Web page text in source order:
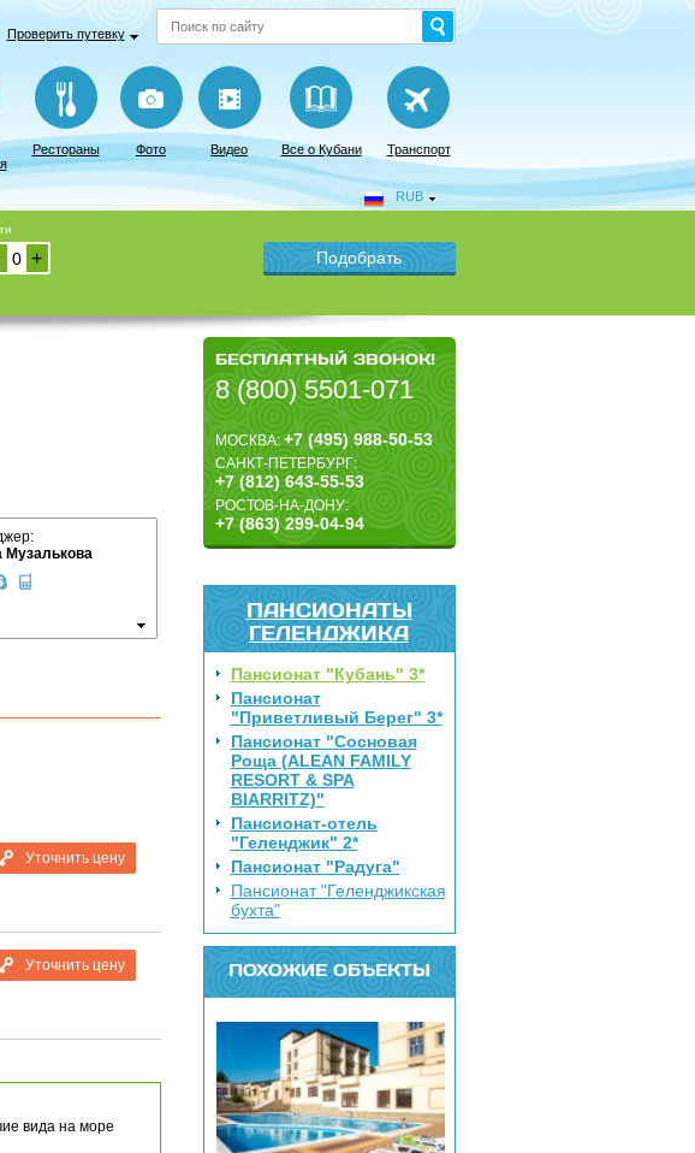
Проверить путевку
Рестораны Фото Видео Все о Кубани Транспорт
RUB
+
БЕСПЛАТНЫЙ ЗВОНОК!
8 (800) 5501-071
МОСКВА:+7 (495) 988-50-53
САНКТ-ПЕТЕРБУРГ:
+7 (812) 643-55-53
РОСТОВ-НА-ДОНУ:
+7 (863) 299-04-94
ПАНСИОНАТЫ
ГЕЛЕНДЖИКА
Пансионат "Кубань" 3*
Пансионат
"Приветливый Берег" 3*
Пансионат "Сосновая
Роща (ALEAN FAMILY
RESORT & SPA
BIARRITZ)"
Пансионат-отель
"Геленджик" 2*
Пансионат "Радуга"
Пансионат "Геленджикская
бухта"
ПОХОЖИЕ ОБЪЕКТЫ
Музалькова
Уточнить цену
Уточнить цену
вида на море